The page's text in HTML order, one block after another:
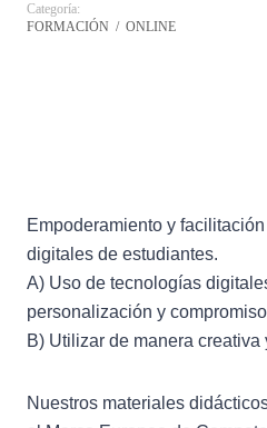
Categoría:
FORMACIÓN / ONLINE
Empoderamiento y
digitales de estudiantes.
A) Uso de tecnologías
personalización y
B) Utilizar de manera
Nuestros materiales